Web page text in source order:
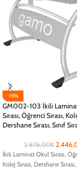
-15%
GM002-103 İkili
Sırası, Öğrenci Sırası,
Dershane Sırası, Sınıf
2.878,00₺
İkili Laminat Okul Sırası,
Kolej Sırası, Dershane Sırası,